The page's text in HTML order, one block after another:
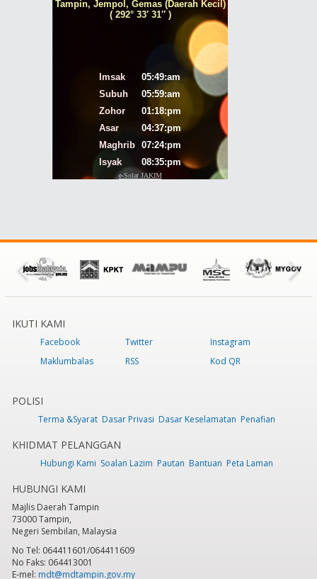
IKUTI KAMI
Facebook Twitter
Instagram
Maklumbalas
RSS Kod QR
POLISI
Terma &Syarat Dasar Privasi Dasar Keselamatan Penafian
KHIDMAT PELANGGAN
Hubungi Kami Soalan Lazim Pautan Bantuan Peta Laman
HUBUNGI KAMI
Majlis Daerah Tampin
73000 Tampin,
Negeri Sembilan, Malaysia
No Tel: 064411601/064411609
No Faks: 064413001
E-mel: mdt@mdtampin.gov.my